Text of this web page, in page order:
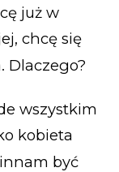
już w
chcę się
Dlaczego?
wszystkim
kobieta
być